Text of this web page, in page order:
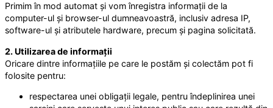
Primim în mod automat și vom înregistra informații de la
computer-ul și browser-ul dumneavoastră, inclusiv adresa IP,
software-ul și atributele hardware, precum și pagina solicitată.
2. Utilizarea de informații
Oricare dintre informațiile pe care le postăm și colectăm pot fi
folosite pentru:
respectarea unei obligații legale, pentru îndeplinirea unei